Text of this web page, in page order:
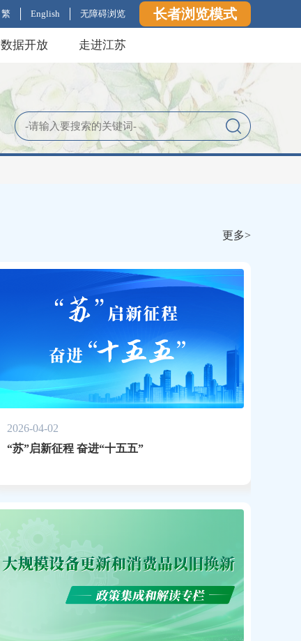
繁 English 无障碍浏览 长者浏览模式
数据开放 走进江苏
更多>
2026-04-02
“苏”启新征程 奋进“十五五”